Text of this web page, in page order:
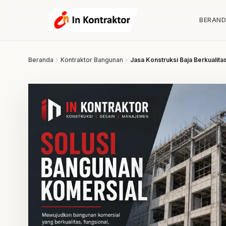
Beranda chevron_right Kontraktor Bangunan chevron_right Jasa Konstruksi Baja